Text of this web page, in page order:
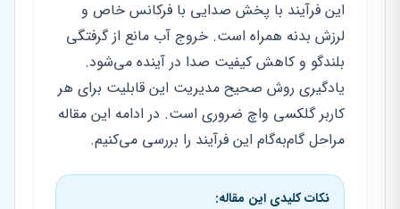
این فرآیند با پخش صدایی با فرکانس خاص و
لرزش بدنه همراه است. خروج آب مانع از گرفتگی
بلندگو و کاهش کیفیت صدا در آینده می‌شود.
یادگیری روش صحیح مدیریت این قابلیت برای هر
کاربر گلکسی واچ ضروری است. در ادامه این مقاله
مراحل گام‌به‌گام این فرآیند را بررسی می‌کنیم.
نکات کلیدی این مقاله: